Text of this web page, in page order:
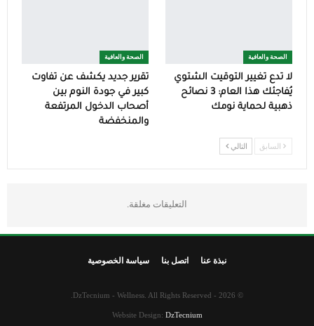
الصحة والعافية
لا تدع تغيير التوقيت الشتوي
يُفاجئك هذا العام: 3 نصائح
ذهبية لحماية نومك
الصحة والعافية
تقرير جديد يكشف عن تفاوت
كبير في جودة النوم بين
أصحاب الدخول المرتفعة
والمنخفضة
السابق التالي
التعليقات مغلقة.
نبذة عنا اتصل بنا سياسة الخصوصية
© 2026 - DzTecnium - Wellness. All Rights Reserved.
Website Design: DzTecnium